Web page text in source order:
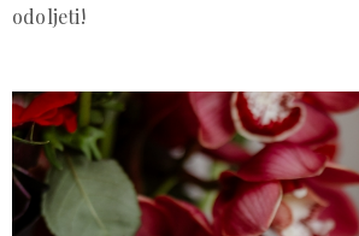
odoljeti!